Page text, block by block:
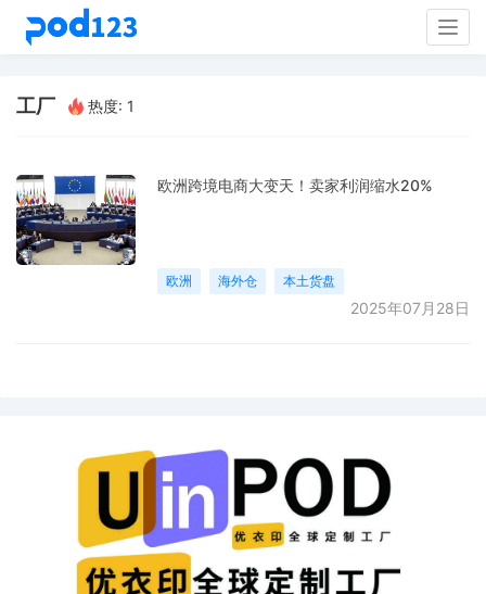
工厂 热度: 1
欧洲跨境电商大变天！卖家利润缩水20%
欧洲 海外仓 本土货盘
2025年07月28日